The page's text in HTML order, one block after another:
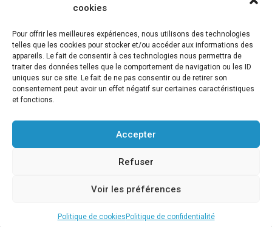
cookies
Pour offrir les meilleures expériences, nous utilisons des technologies
telles que les cookies pour stocker et/ou accéder aux informations des
appareils. Le fait de consentir à ces technologies nous permettra de
traiter des données telles que le comportement de navigation ou les ID
uniques sur ce site. Le fait de ne pas consentir ou de retirer son
consentement peut avoir un effet négatif sur certaines caractéristiques
et fonctions.
Accepter
Refuser
Voir les préférences
Politique de cookies Politique de confidentialité
Programme SORTIES URBAN SKETCHER 2024-2025 :
Archives URBAN SKETCHERS ESSONNE
ATELIERS CULTURELS STREET ART JEU URBAIN « JeSuisMaVille »
L’ASSOCIATION
Gâteau d’Evry-C.
Retour sur 15 ans d’actions Préfigurations
FESTIVAL VILLES &TOILES-programme 2024
L’AGENDA Évènements
Copyright Association Préfigurations - 2014-2026